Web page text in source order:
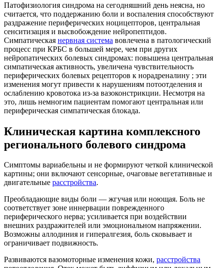
Патофизиология синдрома на сегодняшний день неясна, но
считается, что поддержанию боли и воспаления способствуют
раздражение периферических ноцицепторов, центральная
сенситизация и высвобождение нейропептидов.
Симпатическая нервная система вовлечена в патологический
процесс при КРБС в большей мере, чем при других
нейропатических болевых синдромах: повышена центральная
симпатическая активность, увеличена чувствительность
периферических болевых рецепторов к норадреналину ; эти
изменения могут привести к нарушениям потоотделения и
ослаблению кровотока из-за вазоконстрикции. Несмотря на
это, лишь немногим пациентам помогают центральная или
периферическая симпатическая блокада.
Клиническая картина комплексного
регионального болевого синдрома
Симптомы вариабельны и не формируют четкой клинической
картины; они включают сенсорные, очаговые вегетативные и
двигательные расстройства.
Преобладающие виды боли — жгучая или ноющая. Боль не
соответствует зоне иннервации поврежденного
периферического нерва; усиливается при воздействии
внешних раздражителей или эмоциональном напряжении.
Возможны аллодиния и гипералгезия, боль сковывает и
ограничивает подвижность.
Развиваются вазомоторные изменения кожи, расстройства